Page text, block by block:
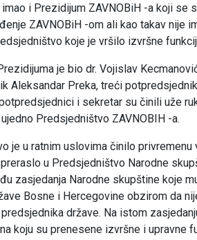
imao i Prezidijum ZAVNOBiH -a koji
ZAVNOBiH -om ali kao takav nije
koje je vršilo izvršne
je bio dr. Vojislav
Aleksandar Preka, treći
i sekretar su činili uže
Predsjedništvo ZAVNOBIH -a.
je u ratnim uslovima činilo
preraslo u Predsjedništvo Narodne
zasjedanja Narodne skupštine koje
Bosne i Hercegovine obzirom da
države. Na istom
koju su prenesene izvršne i upravne